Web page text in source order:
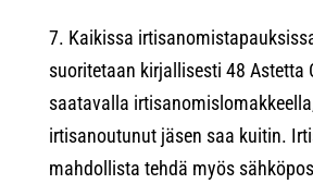
7. Kaikissa
suoritetaan kirjallisesti 48 Astetta
saatavalla
irtisanoutunut jäsen saa kuitin.
mahdollista tehdä myös